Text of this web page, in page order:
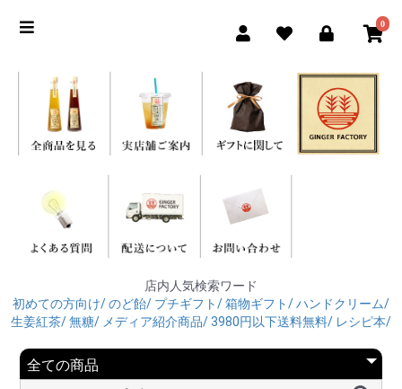
0
店内人気検索ワード
初めての方向け/のど飴/ プチギフト/箱物ギフト/ハンドクリーム/
生姜紅茶/無糖/ メディア紹介商品/3980円以下送料無料/ レシピ本/